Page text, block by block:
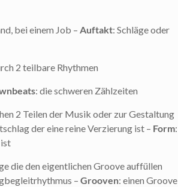
bei einem Job – Auftakt: Schläge oder
2 teilbare Rhythmen
: die schweren Zählzeiten
2 Teilen der Musik oder zur Gestaltung
der eine reine Verzierung ist – Form:
die den eigentlichen Groove auffüllen
– Grooven: einen Groove